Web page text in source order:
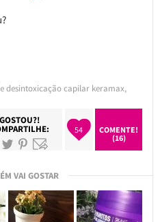
desintoxicação capilar keramax,
GOSTOU?!
54
COMENTE!
(16)
VAI GOSTAR